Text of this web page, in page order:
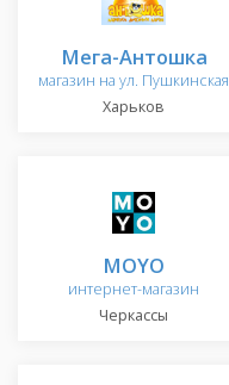
Мега-Антошка
магазин на ул. Пушкинская
Харьков
MOYO
интернет-магазин
Черкассы